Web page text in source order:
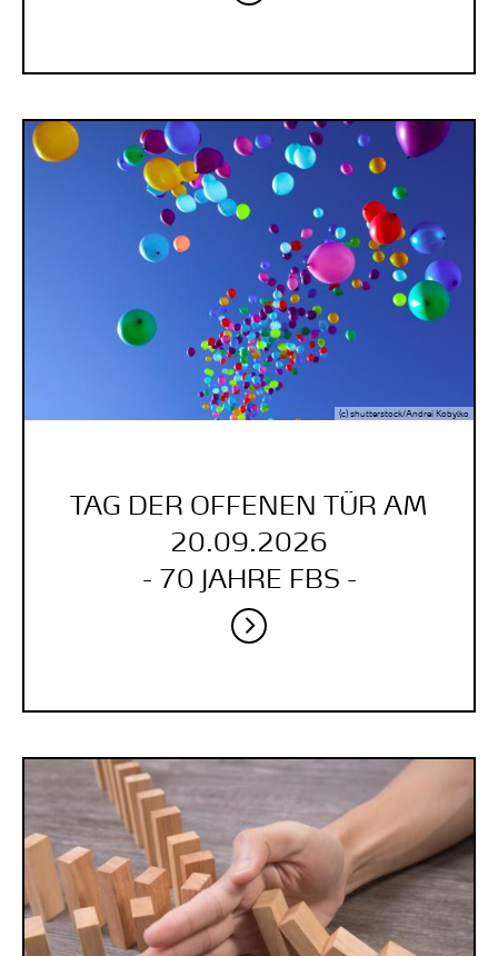
(c) shutterstock/Andrei Kobylko
TAG DER OFFENEN TÜR AM
20.09.2026
- 70 JAHRE FBS -